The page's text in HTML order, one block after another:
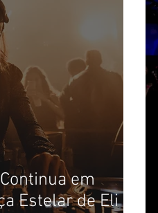
em
Estelar de Eli